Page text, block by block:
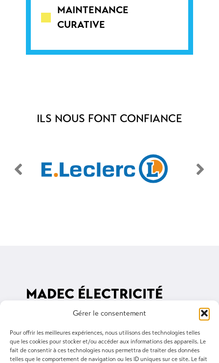
Gérer le consentement
Pour offrir les meilleures expériences, nous utilisons des technologies telles
que les cookies pour stocker et/ou accéder aux informations des appareils. Le
fait de consentir à ces technologies nous permettra de traiter des données
telles que le comportement de navigation ou les ID uniques sur ce site. Le fait
MAINTENANCE
CURATIVE
ILS NOUS FONT CONFIANCE
MADEC ÉLECTRICITÉ
3 rue du Ponant, 29400 Landivisiau
02 98 68 03 34
madec@madec-elec.com